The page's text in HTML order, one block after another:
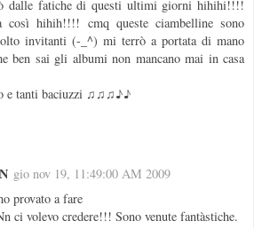
dalle fatiche di questi ultimi giorni hihihi!!!!
così hihih!!!! cmq queste ciambelline sono
invitanti (-_^) mi terrò a portata di mano
ben sai gli albumi non mancano mai in casa
e tanti baciuzzi ♫♫♫♪♪
gio nov 19, 11:49:00 AM 2009
provato a fare
ci volevo credere!!! Sono venute fantàstiche.